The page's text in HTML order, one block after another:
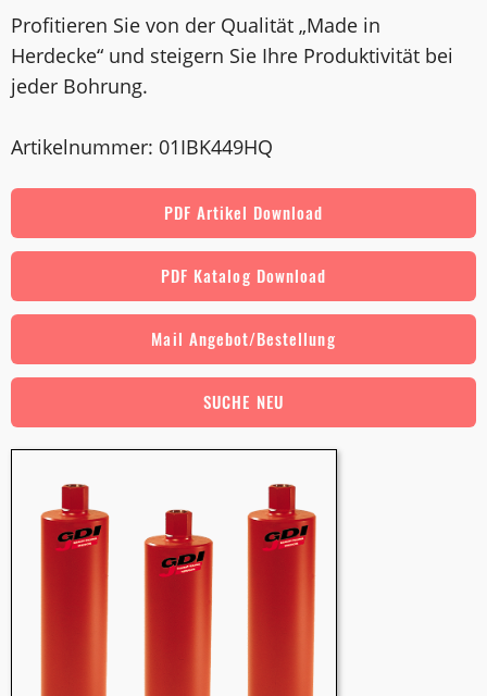
Profitieren Sie von der Qualität „Made in
Herdecke“ und steigern Sie Ihre Produktivität bei
jeder Bohrung.
Artikelnummer: 01IBK449HQ
PDF Artikel Download
PDF Katalog Download
Mail Angebot/Bestellung
SUCHE NEU